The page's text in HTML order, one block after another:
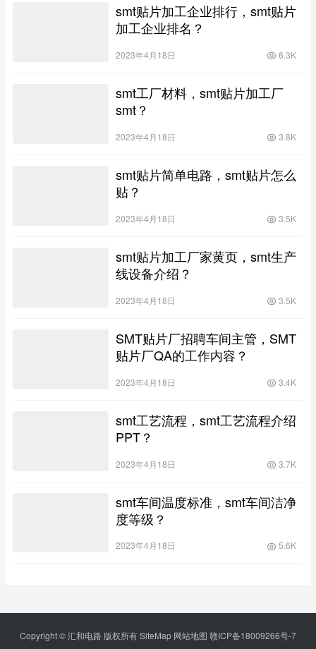
smt贴片加工企业排行，smt贴片
加工企业排名？
2023年4月18日 6.3K
smt工厂材料，smt贴片加工厂
smt？
2023年4月18日 3.8K
smt贴片简单电路，smt贴片怎么
贴？
2023年4月18日 3.5K
smt贴片加工厂家黄页，smt生产
线设备介绍？
2023年4月18日 3.5K
SMT贴片厂招聘车间主管，SMT
贴片厂QA的工作内容？
2023年4月18日 3.4K
smt工艺流程，smt工艺流程介绍
PPT？
2023年4月18日 3.7K
smt车间温度标准，smt车间洁净
度等级？
2023年4月18日 5.6K
Copyright © 汇和电路 版权所有SiteMap 网站地图 赣ICP备18009266号-7